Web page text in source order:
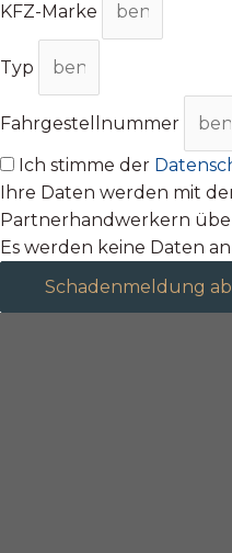
KFZ-Marke
Typ
Fahrgestellnummer
Ich stimme der
Ihre Daten werden mit
Partnerhandwerkern
Es werden keine Daten
Schadenmeldung